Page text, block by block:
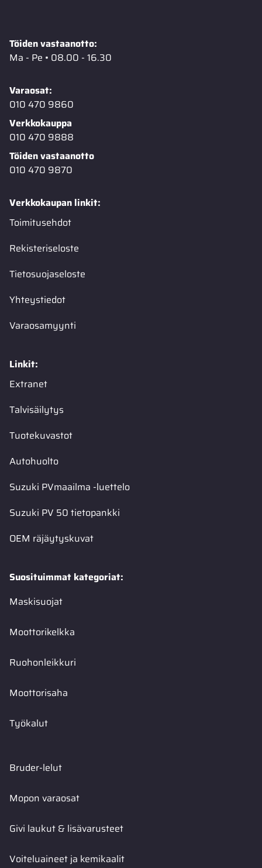
Töiden vastaanotto:
Ma - Pe • 08.00 - 16.30
Varaosat:
010 470 9860
Verkkokauppa
010 470 9888
Töiden vastaanotto
010 470 9870
Verkkokaupan linkit:
Toimitusehdot
Rekisteriseloste
Tietosuojaseloste
Yhteystiedot
Varaosamyynti
Linkit:
Extranet
Talvisäilytys
Tuotekuvastot
Autohuolto
Suzuki PVmaailma -luettelo
Suzuki PV 50 tietopankki
OEM räjäytyskuvat
Suosituimmat kategoriat:
Maskisuojat
Moottorikelkka
Ruohonleikkuri
Moottorisaha
Työkalut
Bruder-lelut
Mopon varaosat
Givi laukut & lisävarusteet
Voiteluaineet ja kemikaalit